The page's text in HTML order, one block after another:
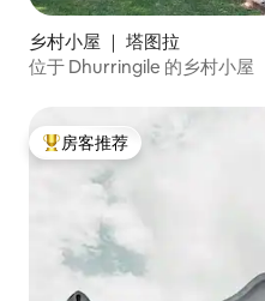
乡村小屋 ｜ 塔图拉
位于 Dhurringile 的乡村小屋
热门「房客推荐」
房客推荐